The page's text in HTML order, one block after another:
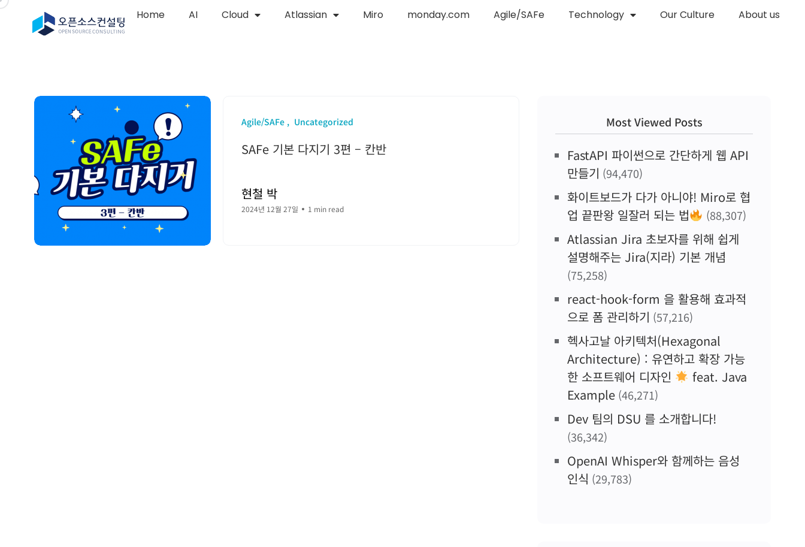
Home AI Cloud Atlassian Miro monday.com Agile/SAFe Technology Our Culture About us
Agile/SAFe Uncategorized
SAFe 기본 다지기 3편 – 칸반
현철 박
2024년 12월 27일 1 min read
Most Viewed Posts
FastAPI 파이썬으로 간단하게 웹 API
만들기 (94,470)
화이트보드가 다가 아니야! Miro로 협
업 끝판왕 일잘러 되는 법
(88,307)
Atlassian Jira 초보자를 위해 쉽게
설명해주는 Jira(지라) 기본 개념
(75,258)
react-hook-form 을 활용해 효과적
으로 폼 관리하기 (57,216)
헥사고날 아키텍처(Hexagonal
Architecture) : 유연하고 확장 가능
한 소프트웨어 디자인
feat. Java
Example (46,271)
Dev 팀의 DSU 를 소개합니다!
(36,342)
OpenAI Whisper와 함께하는 음성
인식 (29,783)